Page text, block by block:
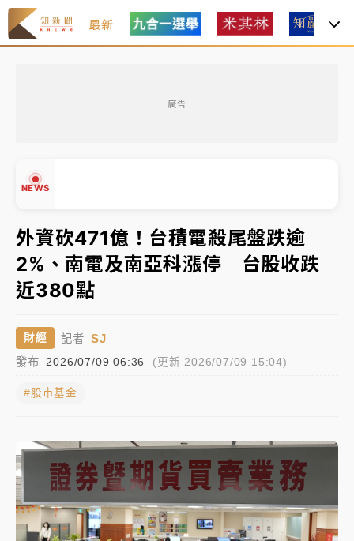
最新
廣告
NEWS
中信慈善基金會想增加董事人數！辜仲諒向法院聲請遭
駁 理由曝光
故宮《龍藏經》特展第2檔！今線上預約開賣一度塞車
周六起展出延長至晚上7時
台東農業處長涉圖利渡假村！東檢抗告成功 今重開羈
押庭
父親節泡湯了！中颱白海豚雨彈轟3天 「紅到發紫」降
雨熱區曝
女律師陳昱瑄詐慈濟10億！黃金158kg遭查扣畫面曝光
旅局回應了
中信慈善基金會想增加董事人數！辜仲諒向法院聲請遭
駁 理由曝光
故宮《龍藏經》特展第2檔！今線上預約開賣一度塞車
▼
外資砍471億！台積電殺尾盤跌逾
2%、南電及南亞科漲停 台股收跌
近380點
財經 記者 SJ
發布 2026/07/09 06:36 (更新 2026/07/09 15:04)
#股市基金